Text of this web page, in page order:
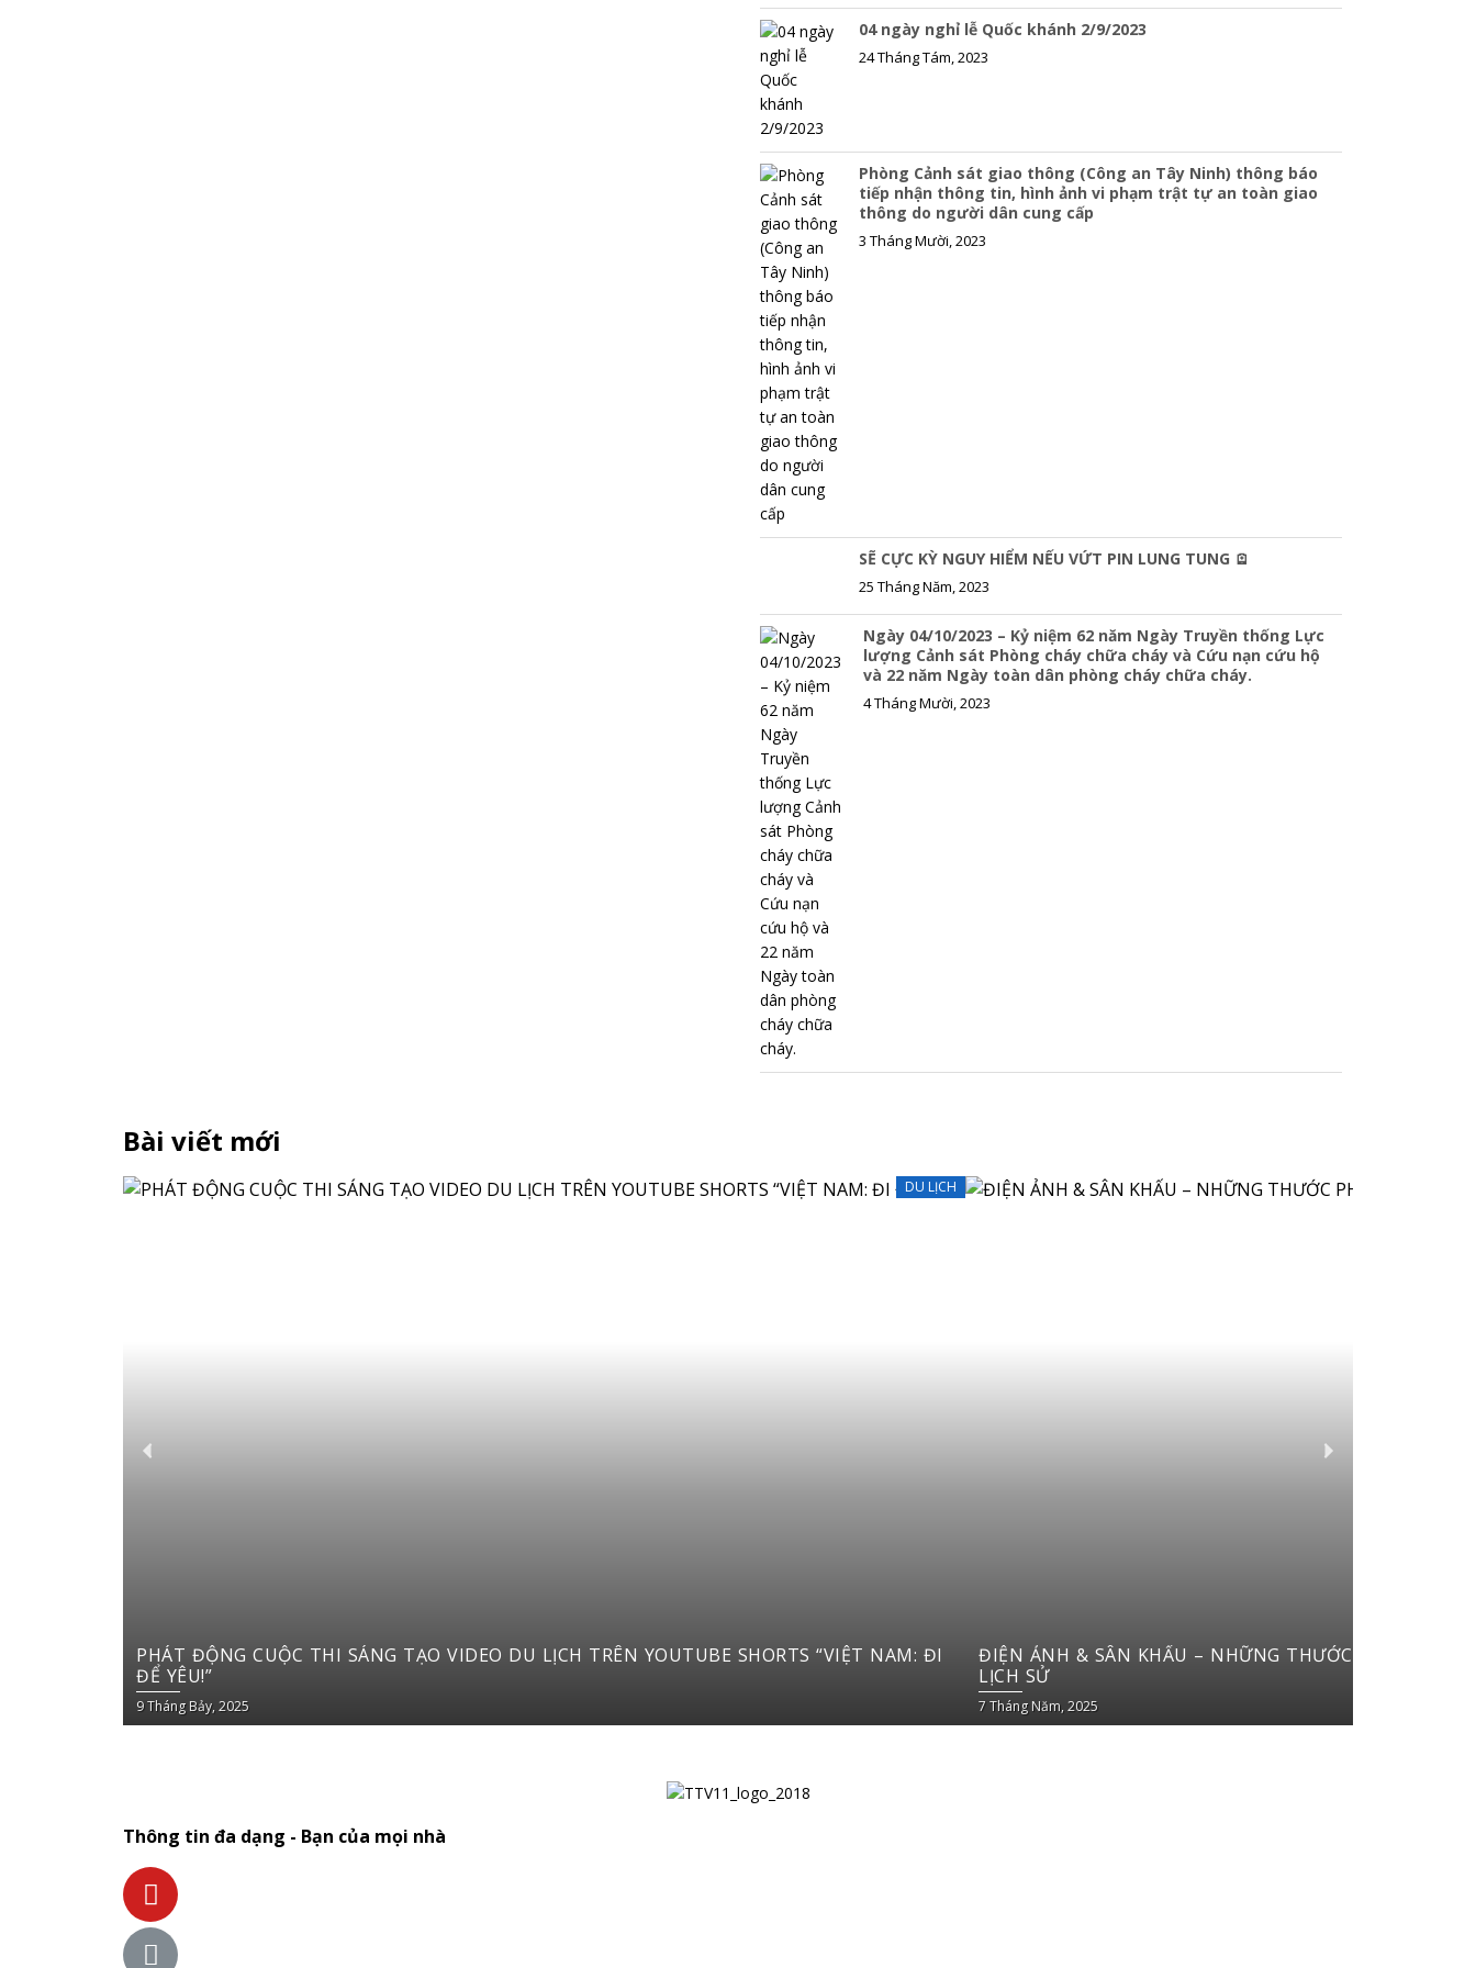
04 ngày nghỉ lễ Quốc khánh 2/9/2023
24 Tháng Tám, 2023
Phòng Cảnh sát giao thông (Công an Tây Ninh) thông báo
tiếp nhận thông tin, hình ảnh vi phạm trật tự an toàn giao
thông do người dân cung cấp
3 Tháng Mười, 2023
SẼ CỰC KỲ NGUY HIỂM NẾU VỨT PIN LUNG TUNG 🪫
25 Tháng Năm, 2023
Ngày 04/10/2023 – Kỷ niệm 62 năm Ngày Truyền thống Lực
lượng Cảnh sát Phòng cháy chữa cháy và Cứu nạn cứu hộ
và 22 năm Ngày toàn dân phòng cháy chữa cháy.
4 Tháng Mười, 2023
Bài viết mới
DU LỊCH
PHÁT ĐỘNG CUỘC THI SÁNG TẠO VIDEO DU LỊCH TRÊN YOUTUBE SHORTS “VIỆT NAM: ĐI
ĐỂ YÊU!”
9 Tháng Bảy, 2025
ĐIỆN ẢNH & SÂN KHẤU – NHỮNG THƯỚC PHIM, VỞ
LỊCH SỬ
7 Tháng Năm, 2025
Thông tin đa dạng - Bạn của mọi nhà